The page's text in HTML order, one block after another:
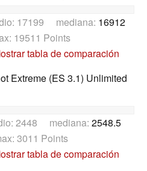
17199 mediana: 16912
19511 Points
tabla de comparación
Extreme (ES 3.1) Unlimited
2448 mediana: 2548.5
3011 Points
tabla de comparación